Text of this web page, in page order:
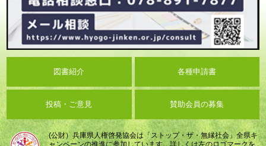
図書紹介 各種申請書
投稿・ご意見 賛助会員の募集
(公財）兵庫県人権啓発協会は「ストップ・ザ・無縁社会」全県キ
ャンペーンの推進に参加しています。詳しくは左のロゴマークを